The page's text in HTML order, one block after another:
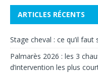
ARTICLES RÉCENTS
Stage cheval : ce qu’il faut
Palmarès 2026 : les 3
d’intervention les plus